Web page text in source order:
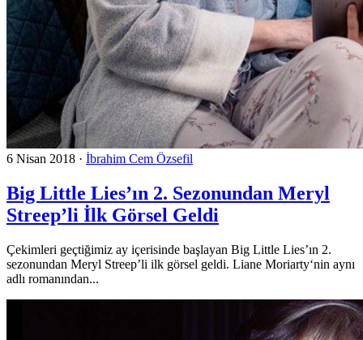
6 Nisan 2018 · İbrahim Cem Özsefil
Big Little Lies’ın 2. Sezonundan Meryl
Streep’li İlk Görsel Geldi
Çekimleri geçtiğimiz ay içerisinde başlayan Big Little Lies’ın 2.
sezonundan Meryl Streep’li ilk görsel geldi. Liane Moriarty‘nin aynı
adlı romanından...